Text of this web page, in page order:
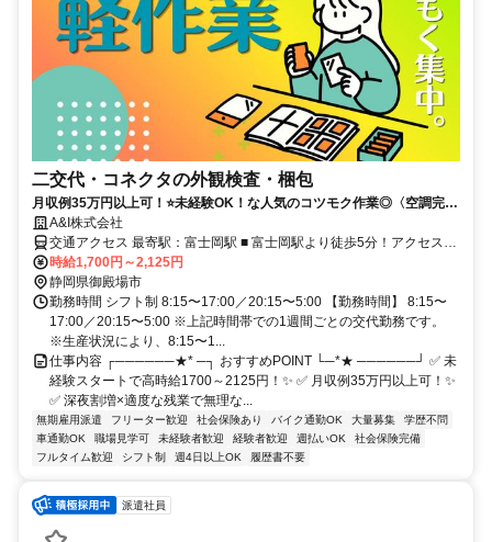
二交代・コネクタの外観検査・梱包
月収例35万円以上可！⭐未経験OK！な人気のコツモク作業◎〈空調完
備〉〈残業少なめ〉〈深夜割増あり〉
A&I株式会社
交通アクセス 最寄駅：富士岡駅 ■ 富士岡駅より徒歩5分！アクセス良
好◎ ■ 車、自転車での通勤OK！
時給1,700円～2,125円
静岡県御殿場市
勤務時間 シフト制 8:15〜17:00／20:15〜5:00 【勤務時間】 8:15〜
17:00／20:15〜5:00 ※上記時間帯での1週間ごとの交代勤務です。
※生産状況により、8:15〜1...
仕事内容 ┌──────★* ─┐ おすすめPOINT └─*★ ──────┘ ✅ 未
経験スタートで高時給1700～2125円！✨ ✅ 月収例35万円以上可！✨
✅ 深夜割増×適度な残業で無理な...
無期雇用派遣 フリーター歓迎 社会保険あり バイク通勤OK 大量募集
学歴不問
車通勤OK
職場見学可 未経験者歓迎 経験者歓迎 週払いOK
社会保険完備
フルタイム歓迎
シフト制 週4日以上OK 履歴書不要
派遣社員